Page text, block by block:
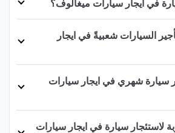
في ايجار سيارات ميغالوف؟
السيارات شعبيةً في ايجار
سيارة شهري في ايجار سيارات
لاستئجار سيارة في ايجار سيارات